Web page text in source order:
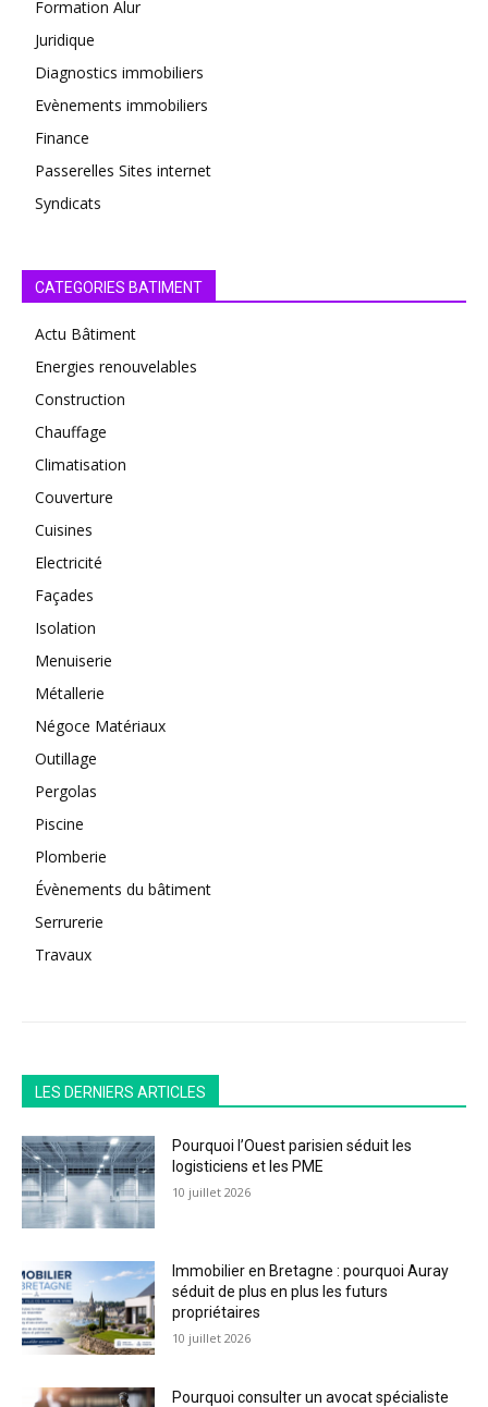
Formation Alur
Juridique
Diagnostics immobiliers
Evènements immobiliers
Finance
Passerelles Sites internet
Syndicats
CATEGORIES BATIMENT
Actu Bâtiment
Energies renouvelables
Construction
Chauffage
Climatisation
Couverture
Cuisines
Electricité
Façades
Isolation
Menuiserie
Métallerie
Négoce Matériaux
Outillage
Pergolas
Piscine
Plomberie
Évènements du bâtiment
Serrurerie
Travaux
LES DERNIERS ARTICLES
Pourquoi l’Ouest parisien séduit les
logisticiens et les PME
10 juillet 2026
Immobilier en Bretagne : pourquoi Auray
séduit de plus en plus les futurs
propriétaires
10 juillet 2026
Pourquoi consulter un avocat spécialiste